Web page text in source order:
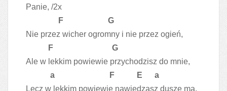
Panie, /2x
F G
Nie przez wicher ogromny i nie przez ogień,
F G
Ale w lekkim powiewie przychodzisz do mnie,
a F E a
Lecz w lekkim powiewie nawiedzasz duszę mą.